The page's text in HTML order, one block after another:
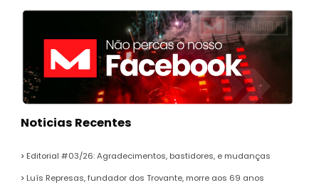
Noticias Recentes
Editorial #03/26: Agradecimentos, bastidores, e mudanças
Luís Represas, fundador dos Trovante, morre aos 69 anos